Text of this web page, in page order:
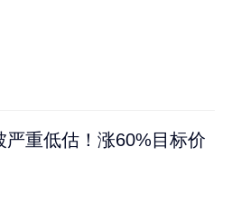
重低估！涨60%目标价